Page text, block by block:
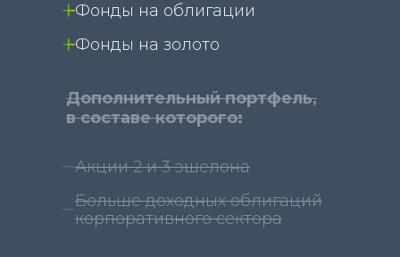
Фонды на облигации
Фонды на золото
Дополнительный портфель,
в составе которого:
Акции 2 и 3 эшелона
Больше доходных облигаций
корпоративного сектора